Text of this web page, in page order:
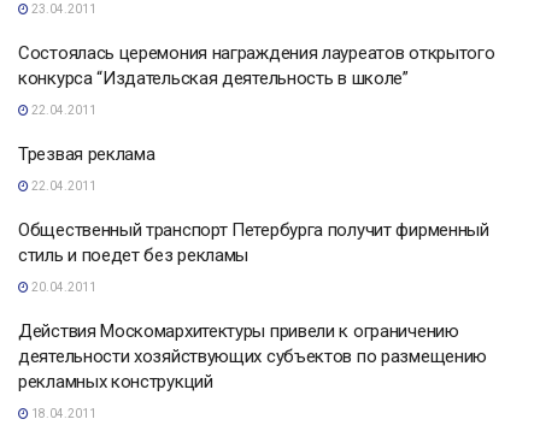
23.04.2011
Состоялась церемония награждения лауреатов открытого
конкурса “Издательская деятельность в школе”
22.04.2011
Трезвая реклама
22.04.2011
Общественный транспорт Петербурга получит фирменный
стиль и поедет без рекламы
20.04.2011
Действия Москомархитектуры привели к ограничению
деятельности хозяйствующих субъектов по размещению
рекламных конструкций
18.04.2011